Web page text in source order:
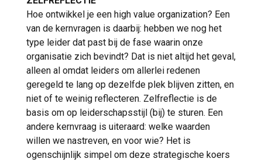
Hoe ontwikkel je een high value organization? Een
van de kernvragen is daarbij: hebben we nog het
type leider dat past bij de fase waarin onze
organisatie zich bevindt? Dat is niet altijd het geval,
alleen al omdat leiders om allerlei redenen
geregeld te lang op dezelfde plek blijven zitten, en
niet of te weinig reflecteren. Zelfreflectie is de
basis om op leiderschapsstijl (bij) te sturen. Een
andere kernvraag is uiteraard: welke waarden
willen we nastreven, en voor wie? Het is
ogenschijnlijk simpel om deze strategische koers